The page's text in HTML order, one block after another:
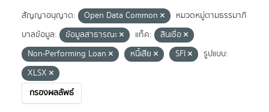
สัญญาอนุญาต: Open Data Common
หมวดหมู่ตามธรรมาภิ
บาลข้อมูล:
ข้อมูลสาธารณะ แท็ค:
สินเชื่อ
Non-Performing Loan
หนี้เสีย SFI
รูปแบบ:
XLSX
กรองผลลัพธ์